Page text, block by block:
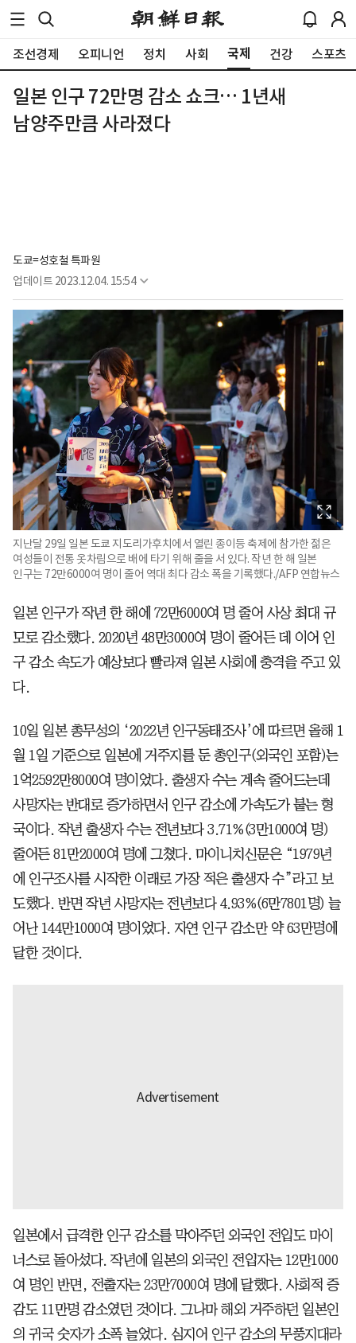
조선경제 오피니언 정치 사회 국제 건강 스포츠
일본 인구 72만명 감소 쇼크… 1년새
남양주만큼 사라졌다
도쿄=성호철 특파원
업데이트 2023.12.04. 15:54
지난달 29일 일본 도쿄 지도리가후치에서 열린 종이등 축제에 참가한 젊은
여성들이 전통 옷차림으로 배에 타기 위해 줄을 서 있다. 작년 한 해 일본
인구는 72만6000여 명이 줄어 역대 최다 감소 폭을 기록했다./AFP 연합뉴스
일본 인구가 작년 한 해에 72만6000여 명 줄어 사상 최대 규
모로 감소했다. 2020년 48만3000여 명이 줄어든 데 이어 인
구 감소 속도가 예상보다 빨라져 일본 사회에 충격을 주고 있
다.
10일 일본 총무성의 ‘2022년 인구동태조사’에 따르면 올해 1
월 1일 기준으로 일본에 거주지를 둔 총인구(외국인 포함)는
1억2592만8000여 명이었다. 출생자 수는 계속 줄어드는데
사망자는 반대로 증가하면서 인구 감소에 가속도가 붙는 형
국이다. 작년 출생자 수는 전년보다 3.71%(3만1000여 명)
줄어든 81만2000여 명에 그쳤다. 마이니치신문은 “1979년
에 인구조사를 시작한 이래로 가장 적은 출생자 수”라고 보
도했다. 반면 작년 사망자는 전년보다 4.93%(6만7801명) 늘
어난 144만1000여 명이었다. 자연 인구 감소만 약 63만명에
달한 것이다.
일본에서 급격한 인구 감소를 막아주던 외국인 전입도 마이
너스로 돌아섰다. 작년에 일본의 외국인 전입자는 12만1000
여 명인 반면, 전출자는 23만7000여 명에 달했다. 사회적 증
감도 11만명 감소였던 것이다. 그나마 해외 거주하던 일본인
의 귀국 숫자가 소폭 늘었다. 심지어 인구 감소의 무풍지대라